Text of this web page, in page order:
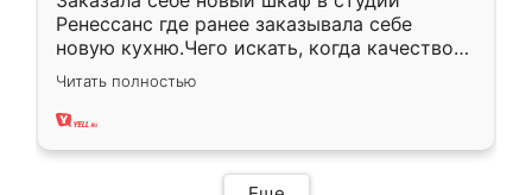
Ренессанс где ранее заказывала себе
новую кухню.Чего искать, когда качеством
вполне довольна. Служит кухня уже почти
два года, нареканий нет.
Читать полностью